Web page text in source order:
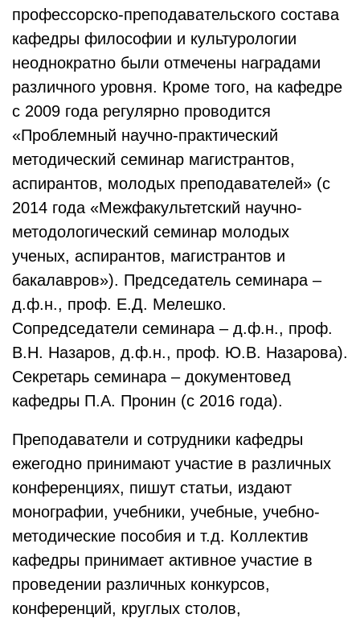
профессорско-преподавательского состава
кафедры философии и культурологии
неоднократно были отмечены наградами
различного уровня. Кроме того, на кафедре
с 2009 года регулярно проводится
«Проблемный научно-практический
методический семинар магистрантов,
аспирантов, молодых преподавателей» (с
2014 года «Межфакультетский научно-
методологический семинар молодых
ученых, аспирантов, магистрантов и
бакалавров»). Председатель семинара –
д.ф.н., проф. Е.Д. Мелешко.
Сопредседатели семинара – д.ф.н., проф.
В.Н. Назаров, д.ф.н., проф. Ю.В. Назарова).
Секретарь семинара – документовед
кафедры П.А. Пронин (с 2016 года).
Преподаватели и сотрудники кафедры
ежегодно принимают участие в различных
конференциях, пишут статьи, издают
монографии, учебники, учебные, учебно-
методические пособия и т.д. Коллектив
кафедры принимает активное участие в
проведении различных конкурсов,
конференций, круглых столов,